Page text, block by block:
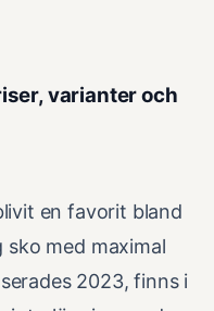
varianter och
en favorit bland
med maximal
2023, finns i